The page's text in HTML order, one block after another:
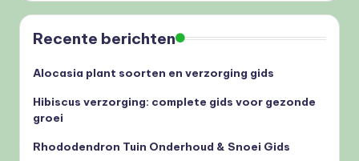
Recente berichten
Alocasia plant soorten en verzorging gids
Hibiscus verzorging: complete gids voor gezonde
groei
Rhododendron Tuin Onderhoud & Snoei Gids